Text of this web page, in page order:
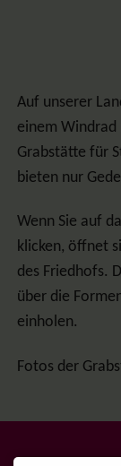
Auf unserer
einem Windrad
Grabstätte für
bieten nur
Wenn Sie auf
klicken, öffnet
des Friedhofs.
über die
einholen.
Fotos der